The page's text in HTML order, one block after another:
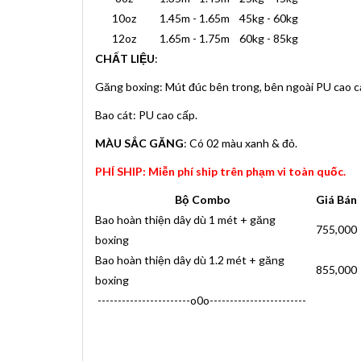
10oz
1.45m - 1.65m
45kg - 60kg
12oz
1.65m - 1.75m
60kg - 85kg
CHẤT LIỆU:
Găng boxing: Mút đúc bên trong, bên ngoài PU cao
Bao cát: PU cao cấp.
MÀU SẮC GĂNG: Có 02 màu xanh & đỏ.
PHÍ SHIP: Miễn phí ship trên phạm vi toàn quốc.
Bộ Combo
Giá Bán
Bao hoàn thiện dây dù 1 mét + găng
boxing
755,000
Bao hoàn thiện dây dù 1.2 mét + găng
boxing
855,000
-----------------------o0o------------------------